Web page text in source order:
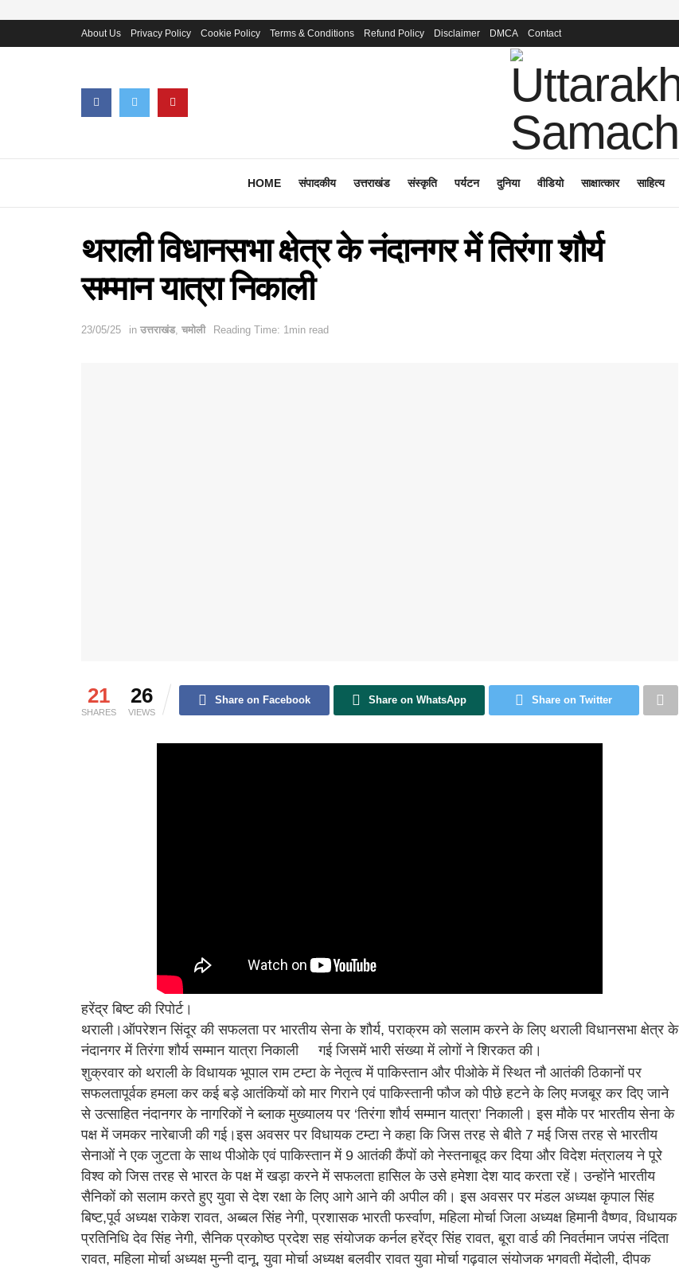
About Us Privacy Policy Cookie Policy Terms & Conditions Refund Policy Disclaimer DMCA Contact
HOME संपादकीय उत्तराखंड संस्कृति पर्यटन दुनिया वीडियो साक्षात्कार साहित्य
थराली विधानसभा क्षेत्र के नंदानगर में तिरंगा शौर्य
सम्मान यात्रा निकाली
23/05/25 in उत्तराखंड, चमोली Reading Time: 1min read
21
SHARES
26
VIEWS
Share on Facebook Share on WhatsApp Share on Twitter
हरेंद्र बिष्ट की रिपोर्ट।
थराली।ऑपरेशन सिंदूर की सफलता पर भारतीय सेना के शौर्य, पराक्रम को सलाम करने के लिए थराली विधानसभा क्षेत्र के
नंदानगर में तिरंगा शौर्य सम्मान यात्रा निकाली
गई जिसमें भारी संख्या में लोगों ने शिरकत की।
शुक्रवार को थराली के विधायक भूपाल राम टम्टा के नेतृत्व में पाकिस्तान और पीओके में स्थित नौ आतंकी ठिकानों पर
सफलतापूर्वक हमला कर कई बड़े आतंकियों को मार गिराने एवं पाकिस्तानी फौज को पीछे हटने के लिए मजबूर कर दिए जाने
से उत्साहित नंदानगर के नागरिकों ने ब्लाक मुख्यालय पर ‘तिरंगा शौर्य सम्मान यात्रा’ निकाली। इस मौके पर भारतीय सेना के
पक्ष में जमकर नारेबाजी की गई।इस अवसर पर विधायक टम्टा ने कहा कि जिस तरह से बीते 7 मई जिस तरह से भारतीय
सेनाओं ने एक जुटता के साथ पीओके एवं पाकिस्तान में 9 आतंकी कैंपों को नेस्तनाबूद कर दिया और विदेश मंत्रालय ने पूरे
विश्व को जिस तरह से भारत के पक्ष में खड़ा करने में सफलता हासिल के उसे हमेशा देश याद करता रहें। उन्होंने भारतीय
सैनिकों को सलाम करते हुए युवा से देश रक्षा के लिए आगे आने की अपील की। इस अवसर पर मंडल अध्यक्ष कृपाल सिंह
बिष्ट,पूर्व अध्यक्ष राकेश रावत, अब्बल सिंह नेगी, प्रशासक भारती फर्स्वाण, महिला मोर्चा जिला अध्यक्ष हिमानी वैष्णव, विधायक
प्रतिनिधि देव सिंह नेगी, सैनिक प्रकोष्ठ प्रदेश सह संयोजक कर्नल हरेंद्र सिंह रावत, बूरा वार्ड की निवर्तमान जपंस नंदिता
रावत, महिला मोर्चा अध्यक्ष मुन्नी दानू, युवा मोर्चा अध्यक्ष बलवीर रावत युवा मोर्चा गढ़वाल संयोजक भगवती मेंदोली, दीपक